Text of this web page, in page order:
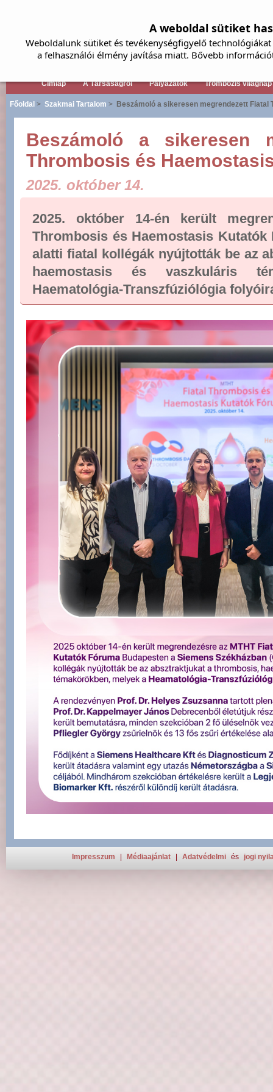
Címlap A Társaságról Pályázatok Trombózis világnap
Főoldal > Szakmai Tartalom > Beszámoló a sikeresen megrendezett
Beszámoló a sikeresen
Thrombosis és
2025. október 14.
2025. október 14-én került
Thrombosis és Haemostasis Kutatók
alatti fiatal kollégák nyújtották be az
haemostasis és vaszkuláris
Haematológia-Transzfúziólógia
Impresszum Médiaajánlat Adatvédelmi és jogi
A weboldal sütiket
Weboldalunk sütiket és tevékenységfigyelő
a felhasználói élmény javítása miatt. Bővebb